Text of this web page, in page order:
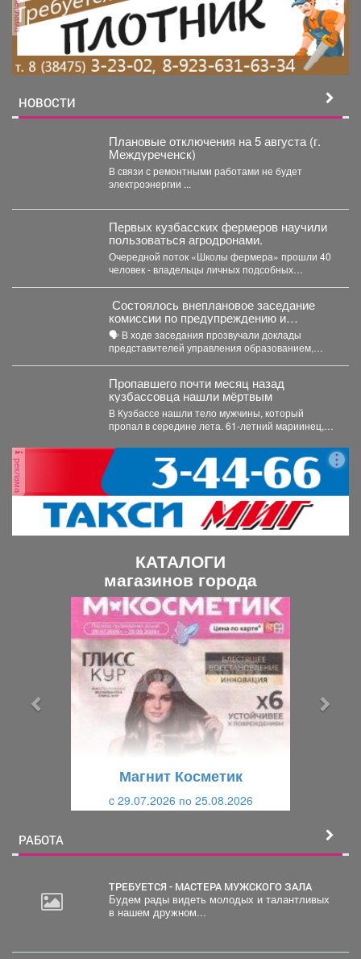
реклама
НОВОСТИ
Плановые отключения на 5 августа (г.
Междуреченск)
В связи с ремонтными работами не будет
электроэнергии ...
Первых кузбасских фермеров научили
пользоваться агродронами.
Очередной поток «Школы фермера» прошли 40
человек - владельцы личных подсобных
Состоялось внеплановое заседание
комиссии по предупреждению и
ликвидации чрезвычайных ситуаций и
пожарной безопасности
🗣️ В ходе заседания прозвучали доклады
представителей управления образованием,
Пропавшего почти месяц назад
кузбассовца нашли мёртвым
В Кузбассе нашли тело мужчины, который
пропал в середине лета. 61-летний мариинец,
реклама
КАТАЛОГИ
магазинов города
Магнит Косметик
c 29.07.2026 по 25.08.2026
РАБОТА
ТРЕБУЕТСЯ - МАСТЕРА МУЖСКОГО ЗАЛА
Будем рады видеть молодых и талантливых
в нашем дружном...